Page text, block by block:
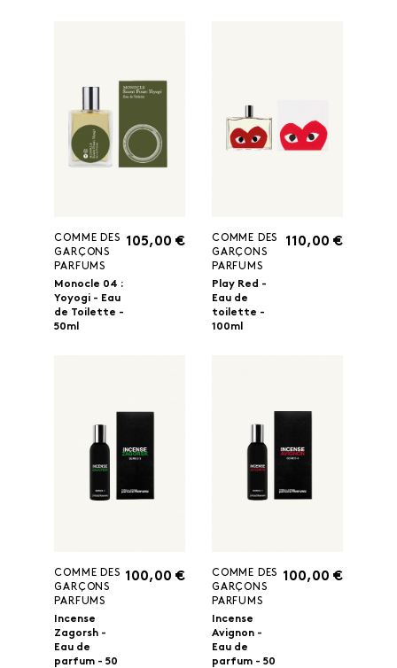
COMME DES
GARÇONS
PARFUMS
Monocle 04 :
Yoyogi - Eau
de Toilette -
50ml
105,00 €
COMME DES
GARÇONS
PARFUMS
Play Red -
Eau de
toilette -
100ml
110,00 €
COMME DES
GARÇONS
PARFUMS
Incense
Zagorsh -
Eau de
parfum - 50
100,00 €
COMME DES
GARÇONS
PARFUMS
Incense
Avignon -
Eau de
parfum - 50
100,00 €